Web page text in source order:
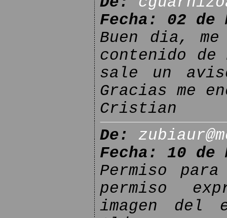
Fecha: 02 de
Buen dia,
contenido de
sale un
Gracias me
Cristian
De:
Fecha: 10 de
Permiso
permiso
imagen del